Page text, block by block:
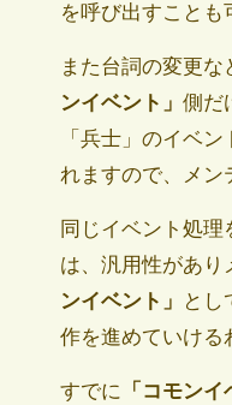
を呼び出すことも
また台詞の変更な
ンイベント」 側だ
「兵士」のイベ
れますので、メン
同じイベント処
は、汎用性があり
ンイベント」
とし
作を進めていける
すでに 「コモンイ